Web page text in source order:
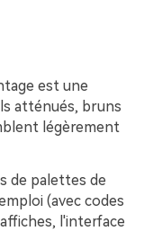
est une
atténués, bruns
légèrement
de palettes de
(avec codes
l'interface